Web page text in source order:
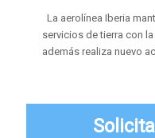
La aerolínea Iberia
servicios de tierra con
además realiza nuevo